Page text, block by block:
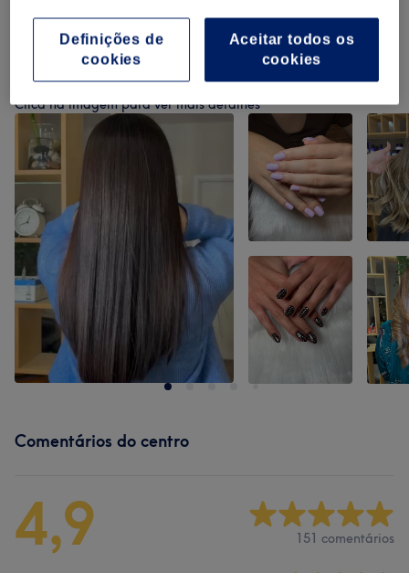
Unhas De Gel, Acrílicas E Porcelana (3) desde € 10
O nosso Trabalho
Clica na imagem para ver mais detalhes
Comentários do centro
4,9 151 comentários
Aceitar todos os
cookies
Definições de
cookies